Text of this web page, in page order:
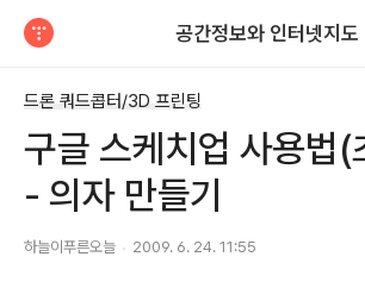
공간정보와 인터넷지도
드론 쿼드콥터/3D 프린팅
구글 스케치업 사용법
- 의자 만들기
하늘이푸른오늘 2009. 6. 24. 11:55